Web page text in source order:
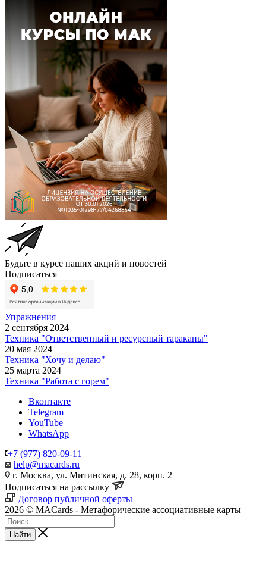
Будьте в курсе наших акций и новостей
Подписаться
Упражнения
2 сентября 2024
Техника "Ответственный и ресурсный тараканы"
20 мая 2024
Техника "Хочу и делаю"
25 марта 2024
Техника "Работа с горем"
Вконтакте
Telegram
YouTube
WhatsApp
+7 (977) 820-09-11
help@macards.ru
г. Москва, ул. Митинская, д. 28, корп. 2
Подписаться на рассылку
Договор публичной оферты
2026 © MACards - Метафорические ассоциативные карты
Найти